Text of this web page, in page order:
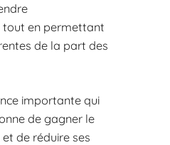
tout en permettant
de la part des
importante qui
de gagner le
de réduire ses